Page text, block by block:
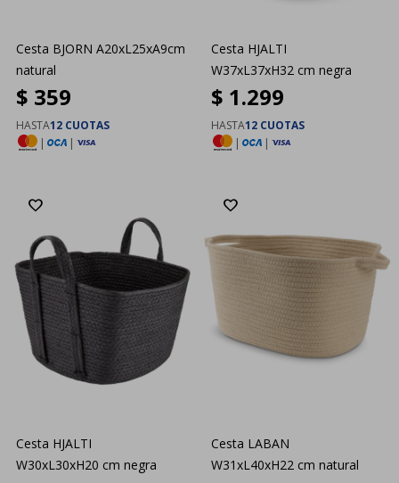
Cesta BJORN A20xL25xA9cm
natural
$ 359
HASTA12 CUOTAS
|
|
Cesta HJALTI
W37xL37xH32 cm negra
$ 1.299
HASTA12 CUOTAS
|
|
Cesta HJALTI
W30xL30xH20 cm negra
Cesta LABAN
W31xL40xH22 cm natural